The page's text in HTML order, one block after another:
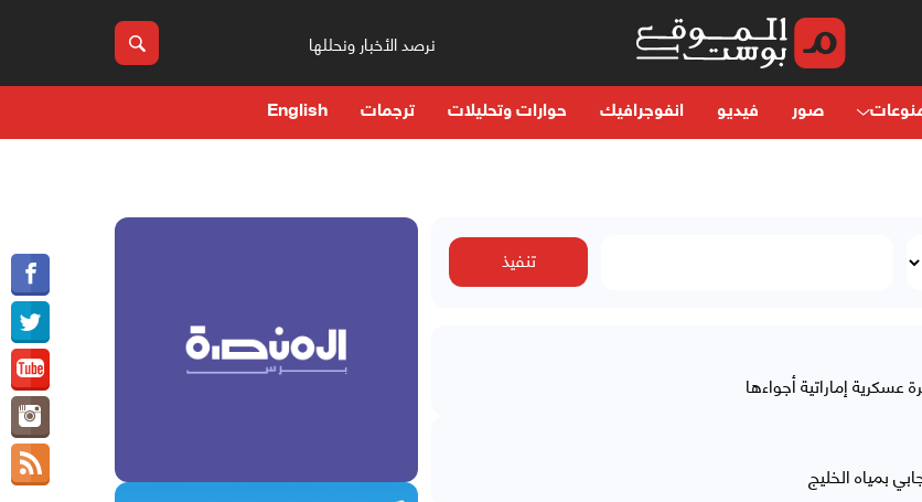
نرصد الأخبار ونحللها
صور فيديو انفوجرافيك حوارات وتحليلات ترجمات English
إماراتية أجواءها
بمياه الخليج